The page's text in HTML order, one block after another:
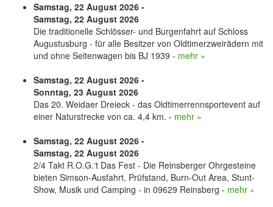
Samstag, 22 August 2026 -
Samstag, 22 August 2026
Die traditionelle Schlösser- und Burgenfahrt auf Schloss
Augustusburg - für alle Besitzer von Oldtimerzweirädern mit
und ohne Seitenwagen bis BJ 1939 - mehr »
Samstag, 22 August 2026 -
Sonntag, 23 August 2026
Das 20. Weidaer Dreieck - das Oldtimerrennsportevent auf
einer Naturstrecke von ca. 4,4 km. - mehr »
Samstag, 22 August 2026 -
Samstag, 22 August 2026
2/4 Takt R.O.G.‘t Das Fest - Die Reinsberger Ohrgesteine
bieten Simson-Ausfahrt, Prüfstand, Burn-Out Area, Stunt-
Show, Musik und Camping - in 09629 Reinsberg - mehr »